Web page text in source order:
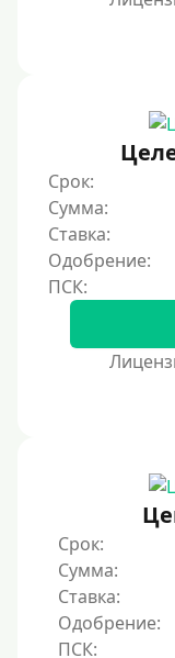
30000 руб на год
35000 руб
40000 руб
50000 руб
60000 руб
80000 руб
300000 руб
500000 руб
1000000 руб
Срок:
Сумма:
Ставка:
Одобрение:
Срок:
Сумма:
Ставка:
Одобрение: